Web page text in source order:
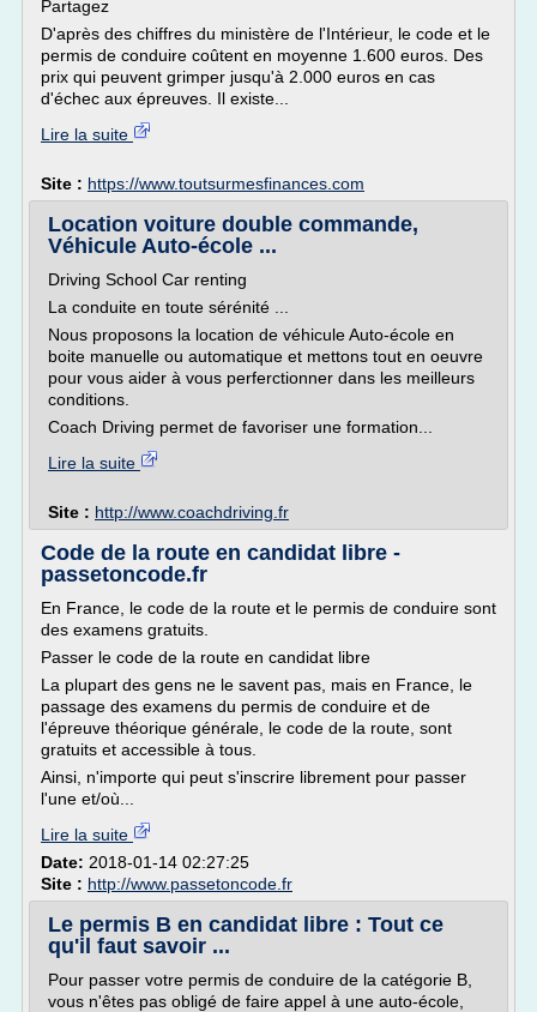
Partagez
D'après des chiffres du ministère de l'Intérieur, le code et le
permis de conduire coûtent en moyenne 1.600 euros. Des
prix qui peuvent grimper jusqu'à 2.000 euros en cas
d'échec aux épreuves. Il existe...
Lire la suite
Site : https://www.toutsurmesfinances.com
Location voiture double commande,
Véhicule Auto-école ...
Driving School Car renting
La conduite en toute sérénité ...
Nous proposons la location de véhicule Auto-école en
boite manuelle ou automatique et mettons tout en oeuvre
pour vous aider à vous perferctionner dans les meilleurs
conditions.
Coach Driving permet de favoriser une formation...
Lire la suite
Site : http://www.coachdriving.fr
Code de la route en candidat libre -
passetoncode.fr
En France, le code de la route et le permis de conduire sont
des examens gratuits.
Passer le code de la route en candidat libre
La plupart des gens ne le savent pas, mais en France, le
passage des examens du permis de conduire et de
l'épreuve théorique générale, le code de la route, sont
gratuits et accessible à tous.
Ainsi, n'importe qui peut s'inscrire librement pour passer
l'une et/où...
Lire la suite
Date: 2018-01-14 02:27:25
Site : http://www.passetoncode.fr
Le permis B en candidat libre : Tout ce
qu'il faut savoir ...
Pour passer votre permis de conduire de la catégorie B,
vous n'êtes pas obligé de faire appel à une auto-école,